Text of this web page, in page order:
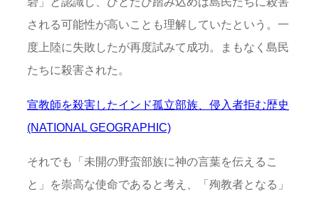
される可能性が高いことも理解していたという。一
度上陸に失敗したが再度試みて成功。まもなく島民
たちに殺害された。
宣教師を殺害したインド孤立部族、侵入者拒む歴史
(NATIONAL GEOGRAPHIC)
それでも「未開の野蛮部族に神の言葉を伝えるこ
と」を崇高な使命であると考え、「殉教者となる」